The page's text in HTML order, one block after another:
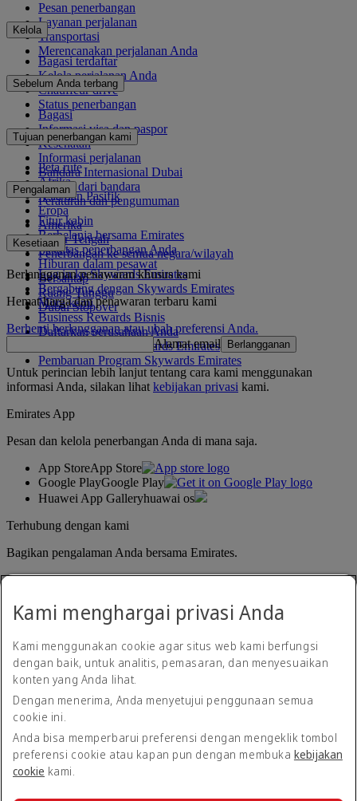
Pesan penerbangan
Layanan perjalanan
Transportasi
Merencanakan perjalanan Anda
Kelola
Bagasi terdaftar
Kelola perjalanan Anda
Chauffeur drive
Status penerbangan
Sebelum Anda terbang
Bagasi
Informasi visa dan paspor
Kesehatan
Informasi perjalanan
Bandara Internasional Dubai
Ke dan dari bandara
Peraturan dan pengumuman
Tujuan penerbangan kami
Peta rute
Afrika
Asia dan Pasifik
Eropa
Amerika
Timur Tengah
Penerbangan ke semua negara/wilayah
Pengalaman
Fitur kabin
Berbelanja bersama Emirates
Fasilitas penerbangan Anda
Hiburan dalam pesawat
Bersantap
Ruang Tunggu
Dubai Stopover
Kesetiaan
Log in ke Skywards Emirates
Bergabung dengan Skywards Emirates
Mitra kami
Business Rewards Bisnis
Daftarkan perusahaan Anda
Aturan Program Skywards Emirates
Pembaruan Program Skywards Emirates
Berlangganan penawaran khusus kami
Hemat harga dan penawaran terbaru kami
Berhenti berlangganan atau ubah preferensi Anda.
Alamat email
Berlangganan
Untuk perincian lebih lanjut tentang cara kami menggunakan
informasi Anda, silakan lihat kebijakan privasi kami.
Emirates App
Pesan dan kelola penerbangan Anda di mana saja.
App StoreApp Store
Google PlayGoogle Play
Huawei App Galleryhuawai os
Terhubung dengan kami
Bagikan pengalaman Anda bersama Emirates.
Pernyataan aksesibilitas
Hubungi kami
Kebijakan privasi
Syarat dan ketentuan
Kebijakan Cookie
Keamanan siber
Pernyataan transparansi atas Undang-undang Perbudakan
Kami menghargai privasi Anda
Kami menggunakan cookie agar situs web kami berfungsi
dengan baik, untuk analitis, pemasaran, dan menyesuaikan
konten yang Anda lihat.
Dengan menerima, Anda menyetujui penggunaan semua
cookie ini.
Anda bisa memperbarui preferensi dengan mengeklik tombol
preferensi cookie atau kapan pun dengan membuka kebijakan
cookie kami.